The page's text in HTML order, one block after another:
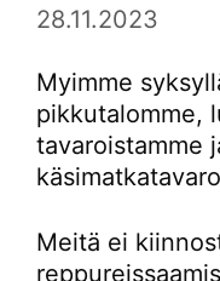
28.11.2023
Myimme
pikkutalomme,
tavaroistamme
Meitä ei